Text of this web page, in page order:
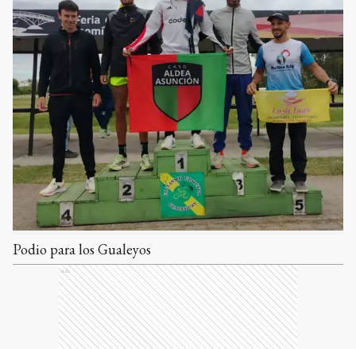
Podio para los Gualeyos
Ads